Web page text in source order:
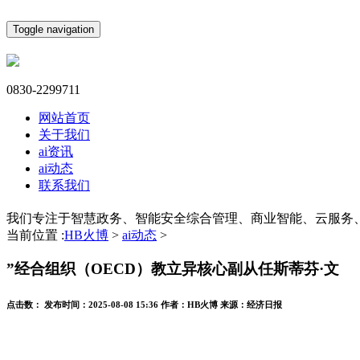
Toggle navigation
0830-2299711
网站首页
关于我们
ai资讯
ai动态
联系我们
我们专注于智慧政务、智能安全综合管理、商业智能、云服务
当前位置 :HB火博 > ai动态 >
”经合组织（OECD）教立异核心副从任斯蒂芬·文
点击数： 发布时间： 2025-08-08 15:36 作者： HB火博 来源： 经济日报